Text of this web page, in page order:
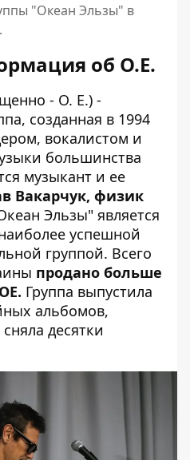
"Океан Эльзы" в
об О.Е.
- О. Е.) -
созданная в 1994
вокалистом и
большинства
музыкант и ее
Вакарчук, физик
Эльзы" является
успешной
группой. Всего
продано больше
Группа выпустила
альбомов,
десятки